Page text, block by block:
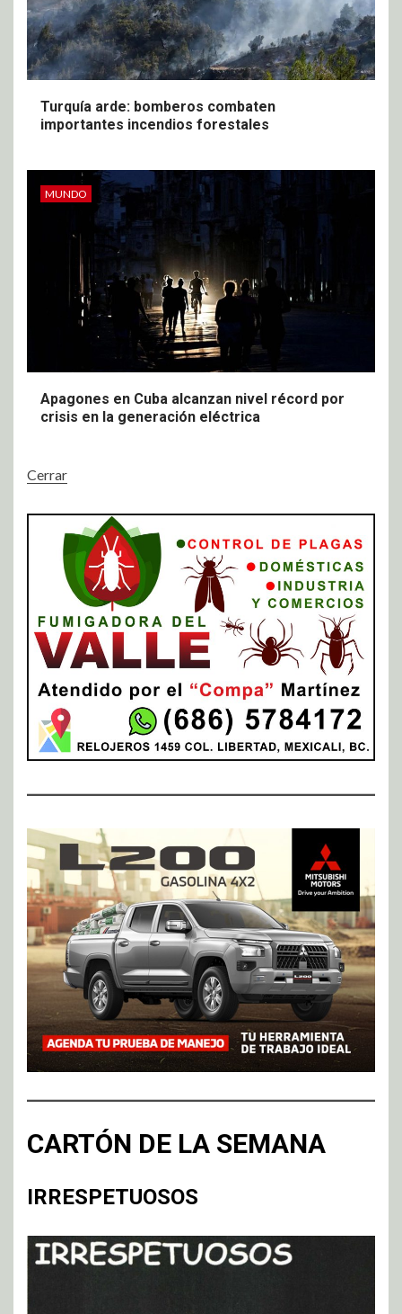
Turquía arde: bomberos combaten
importantes incendios forestales
MUNDO
Apagones en Cuba alcanzan nivel récord por
crisis en la generación eléctrica
Cerrar
CARTÓN DE LA SEMANA
IRRESPETUOSOS